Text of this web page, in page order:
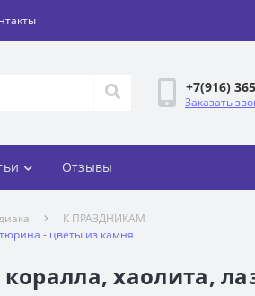
+7(916)
Заказать
Отзывы
К ПРАЗДНИКАМ
- цветы из камня
хаолита,